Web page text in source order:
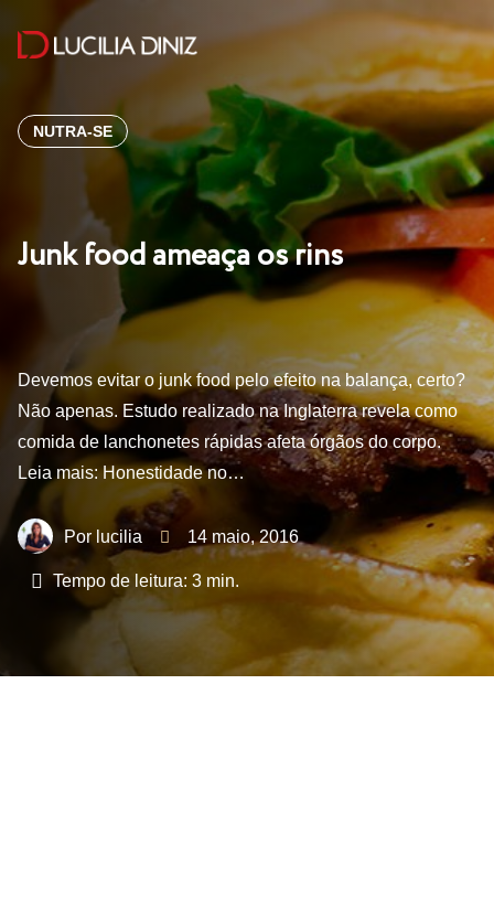
NUTRA-SE
Junk food ameaça os rins
Devemos evitar o junk food pelo efeito na balança, certo?
Não apenas. Estudo realizado na Inglaterra revela como
comida de lanchonetes rápidas afeta órgãos do corpo.
Leia mais: Honestidade no…
lucilia 14 maio, 2016
Tempo de leitura: 3 min.